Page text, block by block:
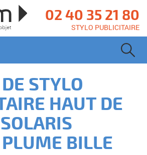
02 40 35 21 80
STYLO PUBLICITAIRE
STYLO
HAUT DE
BILLE